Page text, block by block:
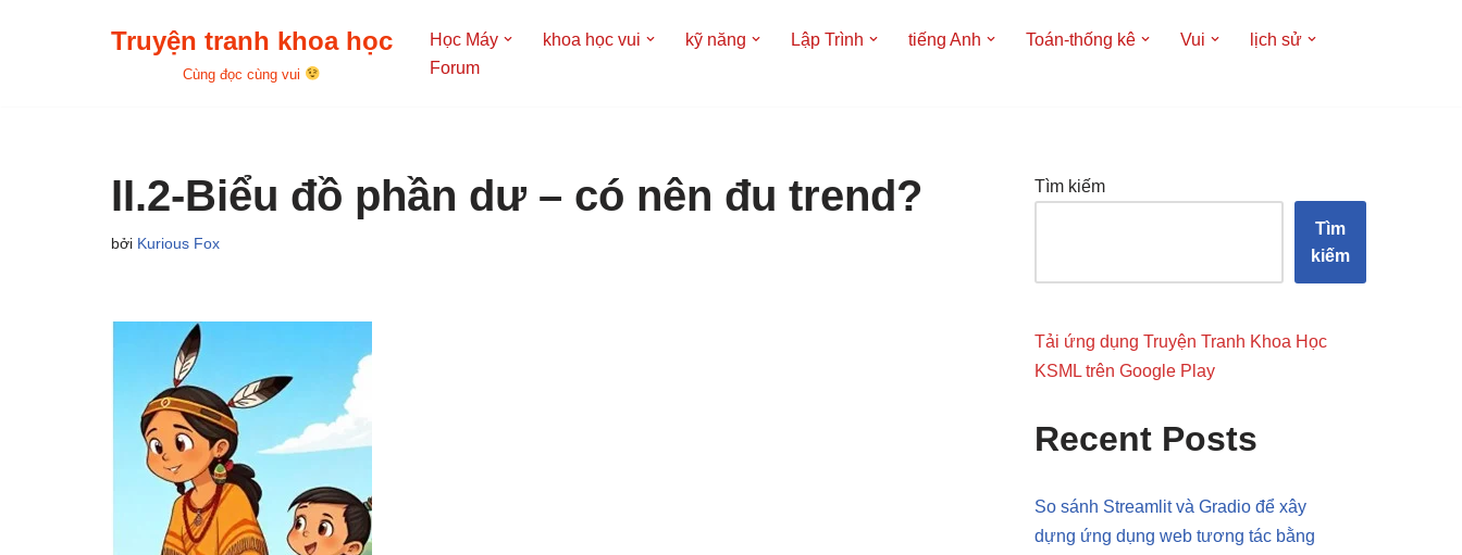
Truyện tranh khoa học
Cùng đọc cùng vui
Học Máy khoa học vui kỹ năng Lập Trình tiếng Anh Toán-thống kê Vui
lịch sử
Forum
II.2-Biểu đồ phần dư – có nên đu trend?
bởi Kurious Fox
Tìm kiếm
Tìm
kiếm
Tải ứng dụng Truyện Tranh Khoa Học
KSML trên Google Play
Recent Posts
So sánh Streamlit và Gradio để xây
dựng ứng dụng web tương tác bằng